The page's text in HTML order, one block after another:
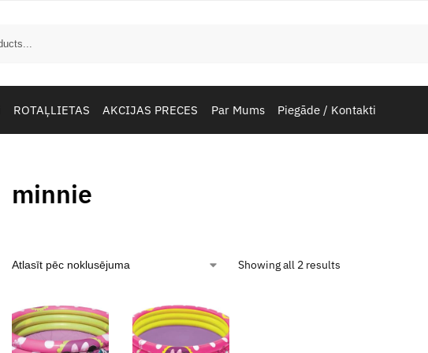
ROTAĻLIETAS AKCIJAS PRECES Par Mums Piegāde / Kontakti
minnie
Showing all 2 results